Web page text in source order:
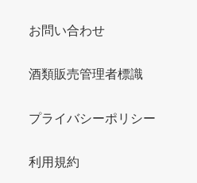
お問い合わせ
酒類販売管理者標識
プライバシーポリシー
利用規約